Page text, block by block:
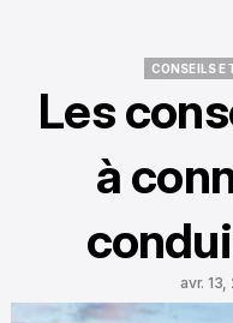
CONSEILS
Les
à
avr.